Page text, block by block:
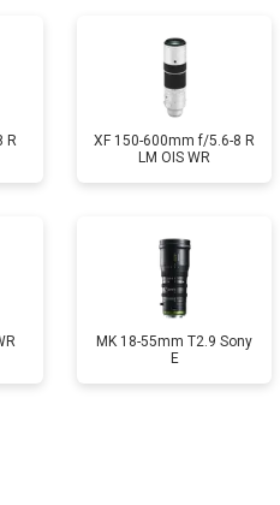
R
XF 150-600mm f/5.6-8 R
LM OIS WR
MK 18-55mm T2.9 Sony
E